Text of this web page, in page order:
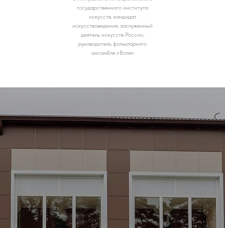
государственного института
искусств, кандидат
искусствоведения, заслуженный
деятель искусств России,
руководитель фольклорного
ансамбля «Воля»